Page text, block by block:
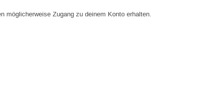
möglicherweise Zugang zu deinem Konto erhalten.